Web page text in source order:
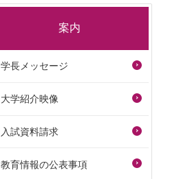
案内
学長メッセージ
大学紹介映像
入試資料請求
教育情報の公表事項